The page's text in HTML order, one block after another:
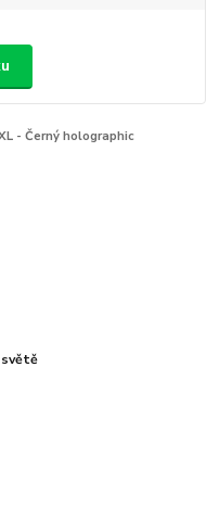
- Černý holographic